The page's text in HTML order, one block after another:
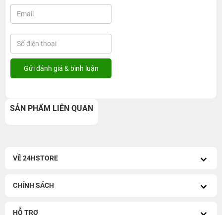
SẢN PHẨM LIÊN QUAN
VỀ 24HSTORE
CHÍNH SÁCH
HỖ TRỢ